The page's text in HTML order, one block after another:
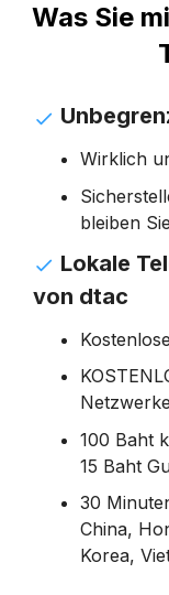
Was Sie
Wirklich
bleiben
Lokale
von dtac
100 Baht
15 Baht
30
China,
Korea,